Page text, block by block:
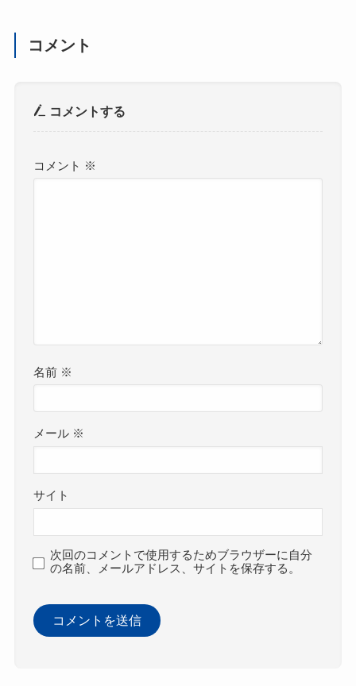
コメント
コメントする
コメント ※
名前 ※
メール ※
サイト
次回のコメントで使用するためブラウザーに自分
の名前、メールアドレス、サイトを保存する。